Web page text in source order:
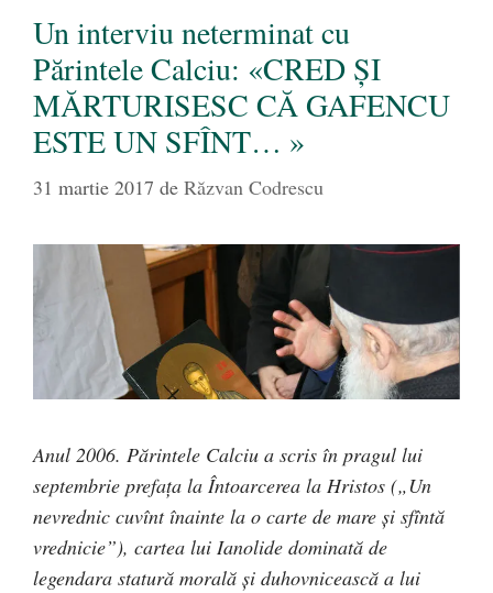
Un interviu neterminat cu
Părintele Calciu: «CRED ŞI
MĂRTURISESC CĂ GAFENCU
ESTE UN SFÎNT… »
31 martie 2017 de Răzvan Codrescu
Anul 2006. Părintele Calciu a scris în pragul lui
sep­tem­brie prefaţa la Întoarcerea la Hristos („Un
nevrednic cu­vînt înainte la o carte de mare şi sfîntă
vrednicie”), car­tea lui Ianolide dominată de
legendara statură morală şi du­hovnicească a lui